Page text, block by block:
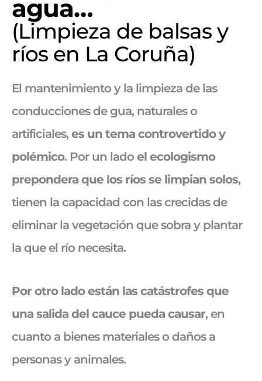
agua…
(Limpieza de balsas y
ríos en La Coruña)
El mantenimiento y la limpieza de las
conducciones de gua, naturales o
artificiales, es un tema controvertido y
polémico. Por un lado el ecologismo
prepondera que los ríos se limpian solos,
tienen la capacidad con las crecidas de
eliminar la vegetación que sobra y plantar
la que el río necesita.
Por otro lado están las catástrofes que
una salida del cauce pueda causar, en
cuanto a bienes materiales o daños a
personas y animales.